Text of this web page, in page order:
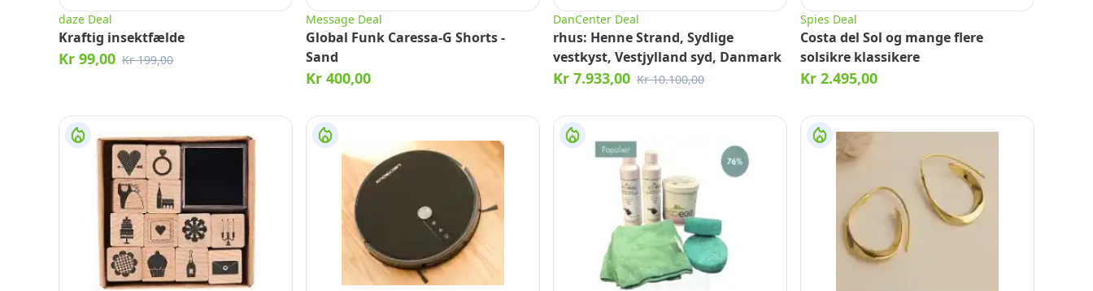
daze Deal
Kraftig insektfælde
Kr 99,00 Kr 199,00
Message Deal
Global Funk Caressa-G Shorts -
Sand
Kr 400,00
DanCenter Deal
rhus: Henne Strand, Sydlige
vestkyst, Vestjylland syd, Danmark
Kr 7.933,00 Kr 10.100,00
Spies Deal
Costa del Sol og mange flere
solsikre klassikere
Kr 2.495,00